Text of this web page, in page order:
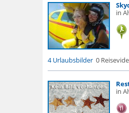
in
4 Urlaubsbilder 0
in